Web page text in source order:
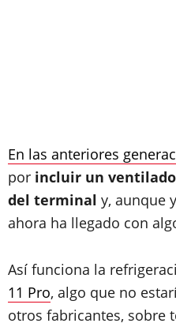
En las anteriores
por incluir un
del terminal y, aunque
ahora ha llegado con
Así funciona la
11 Pro, algo que no
otros fabricantes, sobre